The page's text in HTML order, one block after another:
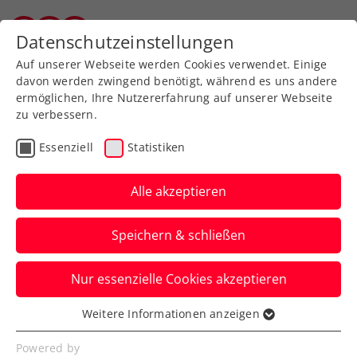
ATP
Erste Bank Open: Sinner
triumphiert in
Tennisthriller
Der Südtiroler holt im Finale gegen
Alexander Zverev seinen zweiten Titel
beim ATP-500-Turnier in Wien.
Verfasst von: Presseaussendung / Redaktion, 26.10.2025
Datenschutzeinstellungen
Auf unserer Webseite werden Cookies verwendet. Einige
davon werden zwingend benötigt, während es uns andere
ermöglichen, Ihre Nutzererfahrung auf unserer Webseite
zu verbessern.
Essenziell Statistiken
Alle akzeptieren
Speichern & schließen
Nur essenzielle Cookies akzeptieren
Essenziell
Essenzielle Cookies werden für grundlegende
Weitere Informationen anzeigen
Powered by